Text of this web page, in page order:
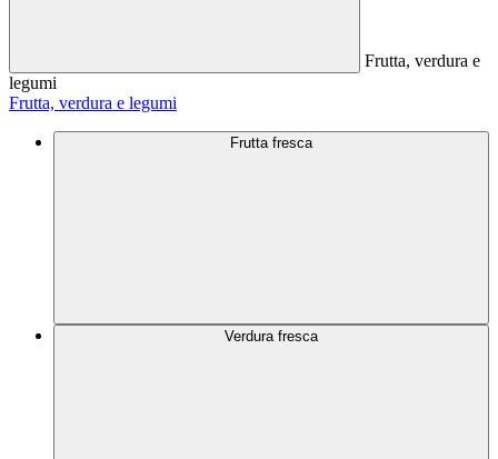
Frutta, verdura e
legumi
Frutta, verdura e legumi
Frutta fresca
Verdura fresca